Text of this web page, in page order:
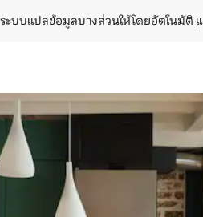
ระบบแปลข้อมูลบางส่วนให้โดยอัตโนมัติ